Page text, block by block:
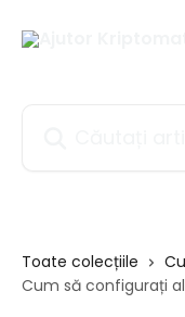
Toate colecțiile
Cum să configurați